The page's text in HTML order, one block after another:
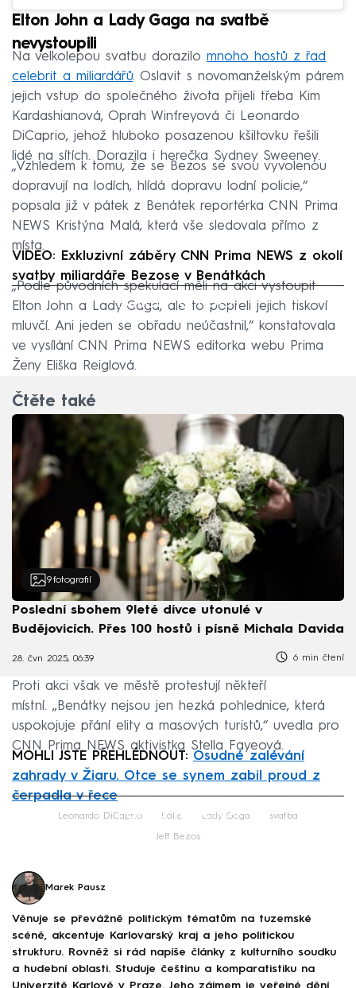
Elton John a Lady Gaga na svatbě
nevystoupili
Na velkolepou svatbu dorazilo mnoho hostů z řad
celebrit a miliardářů. Oslavit s novomanželským párem
jejich vstup do společného života přijeli třeba Kim
Kardashianová, Oprah Winfreyová či Leonardo
DiCaprio, jehož hluboko posazenou kšiltovku řešili
lidé na sítích. Dorazila i herečka Sydney Sweeney.
„Vzhledem k tomu, že se Bezos se svou vyvolenou
dopravují na lodích, hlídá dopravu lodní policie,“
popsala již v pátek z Benátek reportérka CNN Prima
NEWS Kristýna Malá, která vše sledovala přímo z
místa.
VIDEO: Exkluzivní záběry CNN Prima NEWS z okolí
svatby miliardáře Bezose v Benátkách
Failed to fetch
„Podle původních spekulací měli na akci vystoupit
Elton John a Lady Gaga, ale to popřeli jejich tiskoví
mluvčí. Ani jeden se obřadu neúčastnil,“ konstatovala
ve vysílání CNN Prima NEWS editorka webu Prima
Ženy Eliška Reiglová.
Čtěte také
9 fotografií
Poslední sbohem 9leté dívce utonulé v
Budějovicích. Přes 100 hostů i písně Michala Davida
28. čvn 2025, 06:39 6 min čtení
Proti akci však ve městě protestují někteří
místní. „Benátky nejsou jen hezká pohlednice, která
uspokojuje přání elity a masových turistů,“ uvedla pro
CNN Prima NEWS aktivistka Stella Fayeová.
MOHLI JSTE PŘEHLÉDNOUT: Osudné zalévání
zahrady v Žiaru. Otce se synem zabil proud z
čerpadla v řece
Failed to fetch
Leonardo DiCaprio Itálie Lady Gaga svatba
Jeff Bezos
Marek Pausz
Věnuje se převážně politickým tématům na tuzemské
scéně, akcentuje Karlovarský kraj a jeho politickou
strukturu. Rovněž si rád napíše články z kulturního soudku
a hudební oblasti. Studuje češtinu a komparatistiku na
Univerzitě Karlově v Praze. Jeho zájmem je veřejné dění,